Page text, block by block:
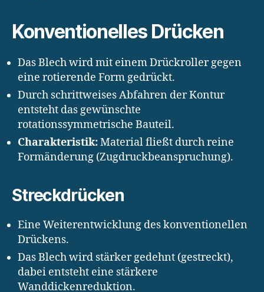
Konventionelles Drücken
Das Blech wird mit einem Drückroller gegen
eine rotierende Form gedrückt.
Durch schrittweises Abfahren der Kontur
entsteht das gewünschte
rotationssymmetrische Bauteil.
Charakteristik:Material fließt durch reine
Formänderung (Zugdruckbeanspruchung).
Streckdrücken
Eine Weiterentwicklung des konventionellen
Drückens.
Das Blech wird stärker gedehnt (gestreckt),
dabei entsteht eine stärkere
Wanddickenreduktion.